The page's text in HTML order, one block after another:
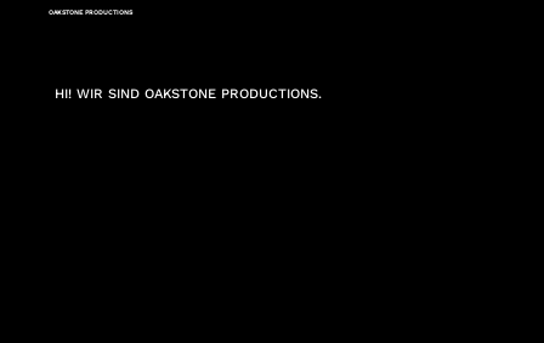
OAKSTONE PRODUCTIONS
HI! WIR SIND OAKSTONE PRODUCTIONS.